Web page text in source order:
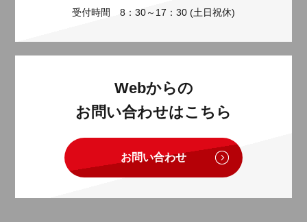
受付時間 8：30～17：30 (土日祝休)
Webからの
お問い合わせはこちら
お問い合わせ